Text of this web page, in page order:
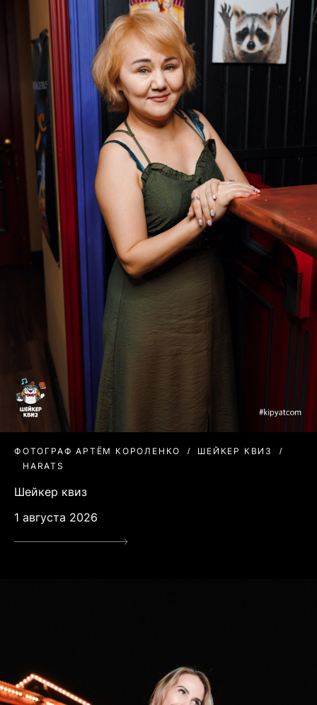
ФОТОГРАФ АРТЁМ КОРОЛЕНКО
ШЕЙКЕР КВИЗ
HARATS
Шейкер квиз
1 августа 2026